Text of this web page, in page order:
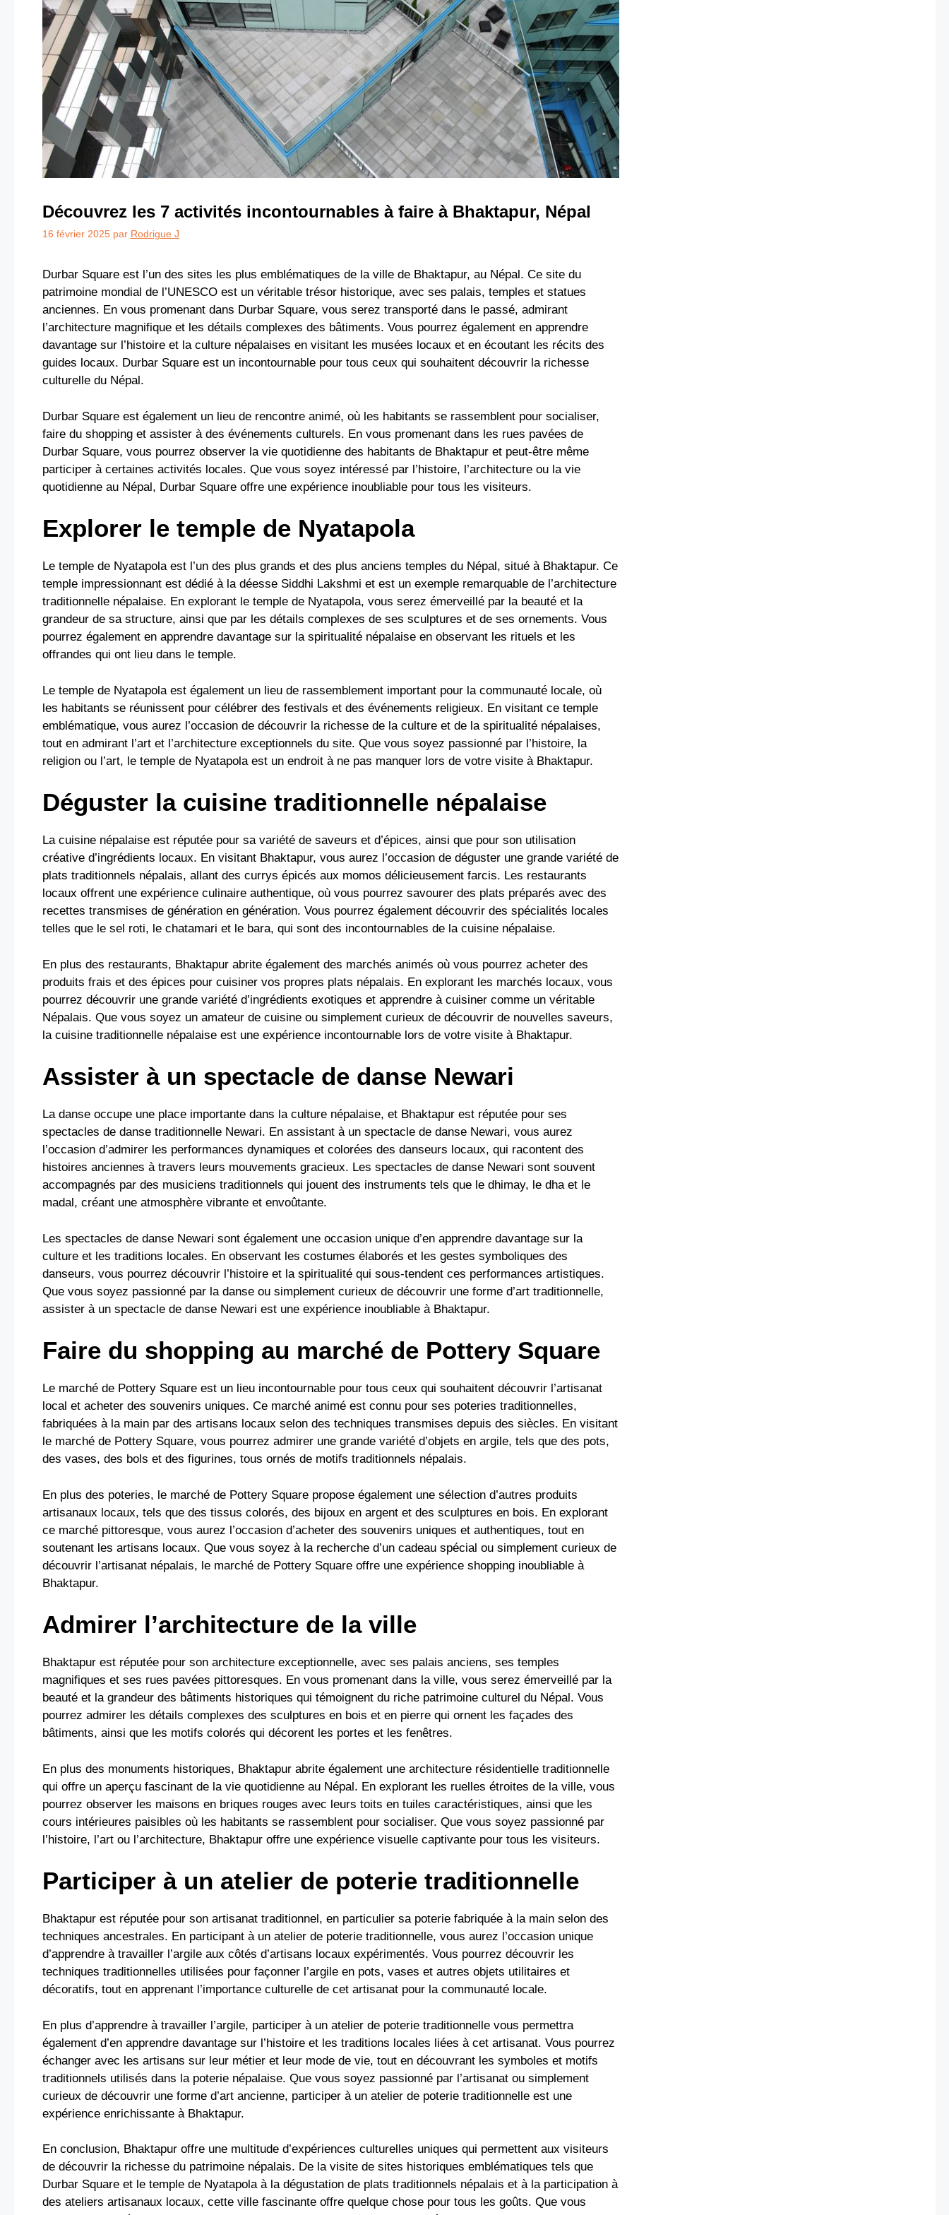
Découvrez les 7 activités incontournables à faire à Bhaktapur, Népal
16 février 2025 par Rodrigue J
Durbar Square est l’un des sites les plus emblématiques de la ville de Bhaktapur, au Népal. Ce site du
patrimoine mondial de l’UNESCO est un véritable trésor historique, avec ses palais, temples et statues
anciennes. En vous promenant dans Durbar Square, vous serez transporté dans le passé, admirant
l’architecture magnifique et les détails complexes des bâtiments. Vous pourrez également en apprendre
davantage sur l’histoire et la culture népalaises en visitant les musées locaux et en écoutant les récits des
guides locaux. Durbar Square est un incontournable pour tous ceux qui souhaitent découvrir la richesse
culturelle du Népal.
Durbar Square est également un lieu de rencontre animé, où les habitants se rassemblent pour socialiser,
faire du shopping et assister à des événements culturels. En vous promenant dans les rues pavées de
Durbar Square, vous pourrez observer la vie quotidienne des habitants de Bhaktapur et peut-être même
participer à certaines activités locales. Que vous soyez intéressé par l’histoire, l’architecture ou la vie
quotidienne au Népal, Durbar Square offre une expérience inoubliable pour tous les visiteurs.
Explorer le temple de Nyatapola
Le temple de Nyatapola est l’un des plus grands et des plus anciens temples du Népal, situé à Bhaktapur. Ce
temple impressionnant est dédié à la déesse Siddhi Lakshmi et est un exemple remarquable de l’architecture
traditionnelle népalaise. En explorant le temple de Nyatapola, vous serez émerveillé par la beauté et la
grandeur de sa structure, ainsi que par les détails complexes de ses sculptures et de ses ornements. Vous
pourrez également en apprendre davantage sur la spiritualité népalaise en observant les rituels et les
offrandes qui ont lieu dans le temple.
Le temple de Nyatapola est également un lieu de rassemblement important pour la communauté locale, où
les habitants se réunissent pour célébrer des festivals et des événements religieux. En visitant ce temple
emblématique, vous aurez l’occasion de découvrir la richesse de la culture et de la spiritualité népalaises,
tout en admirant l’art et l’architecture exceptionnels du site. Que vous soyez passionné par l’histoire, la
religion ou l’art, le temple de Nyatapola est un endroit à ne pas manquer lors de votre visite à Bhaktapur.
Déguster la cuisine traditionnelle népalaise
La cuisine népalaise est réputée pour sa variété de saveurs et d’épices, ainsi que pour son utilisation
créative d’ingrédients locaux. En visitant Bhaktapur, vous aurez l’occasion de déguster une grande variété de
plats traditionnels népalais, allant des currys épicés aux momos délicieusement farcis. Les restaurants
locaux offrent une expérience culinaire authentique, où vous pourrez savourer des plats préparés avec des
recettes transmises de génération en génération. Vous pourrez également découvrir des spécialités locales
telles que le sel roti, le chatamari et le bara, qui sont des incontournables de la cuisine népalaise.
En plus des restaurants, Bhaktapur abrite également des marchés animés où vous pourrez acheter des
produits frais et des épices pour cuisiner vos propres plats népalais. En explorant les marchés locaux, vous
pourrez découvrir une grande variété d’ingrédients exotiques et apprendre à cuisiner comme un véritable
Népalais. Que vous soyez un amateur de cuisine ou simplement curieux de découvrir de nouvelles saveurs,
la cuisine traditionnelle népalaise est une expérience incontournable lors de votre visite à Bhaktapur.
Assister à un spectacle de danse Newari
La danse occupe une place importante dans la culture népalaise, et Bhaktapur est réputée pour ses
spectacles de danse traditionnelle Newari. En assistant à un spectacle de danse Newari, vous aurez
l’occasion d’admirer les performances dynamiques et colorées des danseurs locaux, qui racontent des
histoires anciennes à travers leurs mouvements gracieux. Les spectacles de danse Newari sont souvent
accompagnés par des musiciens traditionnels qui jouent des instruments tels que le dhimay, le dha et le
madal, créant une atmosphère vibrante et envoûtante.
Les spectacles de danse Newari sont également une occasion unique d’en apprendre davantage sur la
culture et les traditions locales. En observant les costumes élaborés et les gestes symboliques des
danseurs, vous pourrez découvrir l’histoire et la spiritualité qui sous-tendent ces performances artistiques.
Que vous soyez passionné par la danse ou simplement curieux de découvrir une forme d’art traditionnelle,
assister à un spectacle de danse Newari est une expérience inoubliable à Bhaktapur.
Faire du shopping au marché de Pottery Square
Le marché de Pottery Square est un lieu incontournable pour tous ceux qui souhaitent découvrir l’artisanat
local et acheter des souvenirs uniques. Ce marché animé est connu pour ses poteries traditionnelles,
fabriquées à la main par des artisans locaux selon des techniques transmises depuis des siècles. En visitant
le marché de Pottery Square, vous pourrez admirer une grande variété d’objets en argile, tels que des pots,
des vases, des bols et des figurines, tous ornés de motifs traditionnels népalais.
En plus des poteries, le marché de Pottery Square propose également une sélection d’autres produits
artisanaux locaux, tels que des tissus colorés, des bijoux en argent et des sculptures en bois. En explorant
ce marché pittoresque, vous aurez l’occasion d’acheter des souvenirs uniques et authentiques, tout en
soutenant les artisans locaux. Que vous soyez à la recherche d’un cadeau spécial ou simplement curieux de
découvrir l’artisanat népalais, le marché de Pottery Square offre une expérience shopping inoubliable à
Bhaktapur.
Admirer l’architecture de la ville
Bhaktapur est réputée pour son architecture exceptionnelle, avec ses palais anciens, ses temples
magnifiques et ses rues pavées pittoresques. En vous promenant dans la ville, vous serez émerveillé par la
beauté et la grandeur des bâtiments historiques qui témoignent du riche patrimoine culturel du Népal. Vous
pourrez admirer les détails complexes des sculptures en bois et en pierre qui ornent les façades des
bâtiments, ainsi que les motifs colorés qui décorent les portes et les fenêtres.
En plus des monuments historiques, Bhaktapur abrite également une architecture résidentielle traditionnelle
qui offre un aperçu fascinant de la vie quotidienne au Népal. En explorant les ruelles étroites de la ville, vous
pourrez observer les maisons en briques rouges avec leurs toits en tuiles caractéristiques, ainsi que les
cours intérieures paisibles où les habitants se rassemblent pour socialiser. Que vous soyez passionné par
l’histoire, l’art ou l’architecture, Bhaktapur offre une expérience visuelle captivante pour tous les visiteurs.
Participer à un atelier de poterie traditionnelle
Bhaktapur est réputée pour son artisanat traditionnel, en particulier sa poterie fabriquée à la main selon des
techniques ancestrales. En participant à un atelier de poterie traditionnelle, vous aurez l’occasion unique
d’apprendre à travailler l’argile aux côtés d’artisans locaux expérimentés. Vous pourrez découvrir les
techniques traditionnelles utilisées pour façonner l’argile en pots, vases et autres objets utilitaires et
décoratifs, tout en apprenant l’importance culturelle de cet artisanat pour la communauté locale.
En plus d’apprendre à travailler l’argile, participer à un atelier de poterie traditionnelle vous permettra
également d’en apprendre davantage sur l’histoire et les traditions locales liées à cet artisanat. Vous pourrez
échanger avec les artisans sur leur métier et leur mode de vie, tout en découvrant les symboles et motifs
traditionnels utilisés dans la poterie népalaise. Que vous soyez passionné par l’artisanat ou simplement
curieux de découvrir une forme d’art ancienne, participer à un atelier de poterie traditionnelle est une
expérience enrichissante à Bhaktapur.
En conclusion, Bhaktapur offre une multitude d’expériences culturelles uniques qui permettent aux visiteurs
de découvrir la richesse du patrimoine népalais. De la visite de sites historiques emblématiques tels que
Durbar Square et le temple de Nyatapola à la dégustation de plats traditionnels népalais et à la participation à
des ateliers artisanaux locaux, cette ville fascinante offre quelque chose pour tous les goûts. Que vous